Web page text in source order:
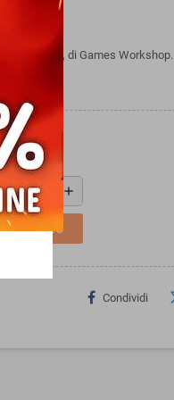
40k, di Games Workshop.
add
Condividi